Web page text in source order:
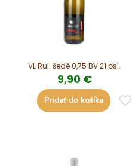
VL Rul. šedé 0,75 BV 21 psl.
9,90 €
Pridať do košíka